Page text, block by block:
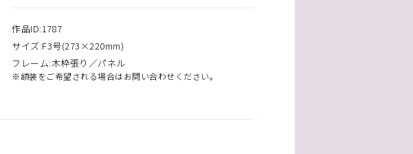
作品ID:1787
サイズ:F3号(273×220mm)
フレーム:木枠張り／パネル
※額装をご希望される場合はお問い合わせください。